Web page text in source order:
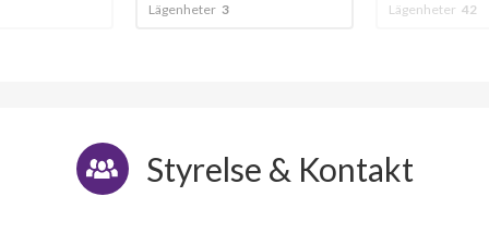
Lägenheter 3
Lägenheter 42
Styrelse & Kontakt